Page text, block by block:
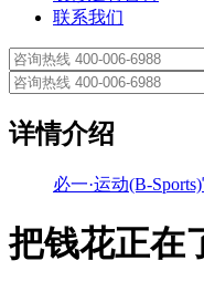
联系我们
详情介绍
必一·运动(B-
把钱花正在